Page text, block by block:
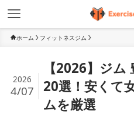
ホーム フィットネスジム
【2026】ジ
20選！安くて
ムを厳選
2026
4/07